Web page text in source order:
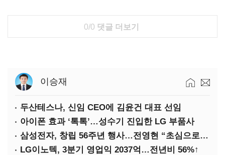
0/0 댓글 더보기
이승재
두산테스나, 신임 CEO에 김윤건 대표 선임
아이폰 효과 ‘톡톡’…성수기 진입한 LG 부품사
삼성전자, 창립 56주년 행사…전영현 “초심으로 경쟁력 회복해야”
LG이노텍, 3분기 영업익 2037억…전년비 56%↑